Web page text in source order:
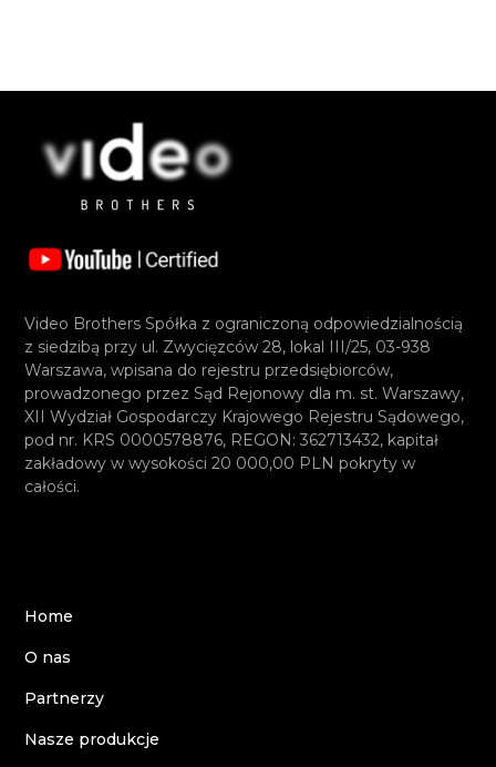
Video Brothers Spółka z ograniczoną odpowiedzialnością
z siedzibą przy ul. Zwycięzców 28, lokal III/25, 03-938
Warszawa, wpisana do rejestru przedsiębiorców,
prowadzonego przez Sąd Rejonowy dla m. st. Warszawy,
XII Wydział Gospodarczy Krajowego Rejestru Sądowego,
pod nr. KRS 0000578876, REGON: 362713432, kapitał
zakładowy w wysokości 20 000,00 PLN pokryty w
całości.
Home
O nas
Partnerzy
Nasze produkcje